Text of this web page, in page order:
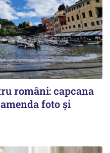
români: capcana
foto și